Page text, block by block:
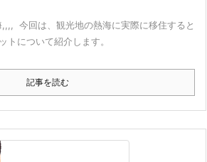
,,,, 今回は、観光地の熱海に実際に移住すると
トについて紹介します。
記事を読む